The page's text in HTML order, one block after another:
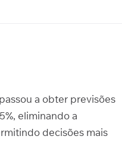
a obter previsões
eliminando a
decisões mais